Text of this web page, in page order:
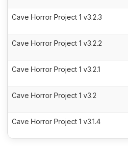
Cave Horror Project 1 v3.2.3
Cave Horror Project 1 v3.2.2
Cave Horror Project 1 v3.2.1
Cave Horror Project 1 v3.2
Cave Horror Project 1 v3.1.4